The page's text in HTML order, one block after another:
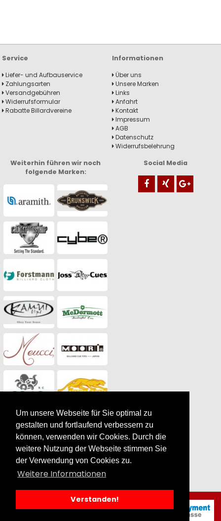
Um unsere Webseite für Sie optimal zu
gestalten und fortlaufend verbessern zu
können, verwenden wir Cookies. Durch die
weitere Nutzung der Webseite stimmen Sie
der Verwendung von Cookies zu.
Weitere Informationen
Verstanden!
Service
Liefer- und Aufbauservice
Zahlungsarten
Versandgebühren
Widerrufsformular
Rabatte Billardvereine
Informationen
Über uns
Unsere Marken
Links
Anfahrt
Kontakt
Impressum
AGB
Datenschutz
Widerrufsbelehrung
Weiterhin führen wir noch
folgende Marken:
Social Media